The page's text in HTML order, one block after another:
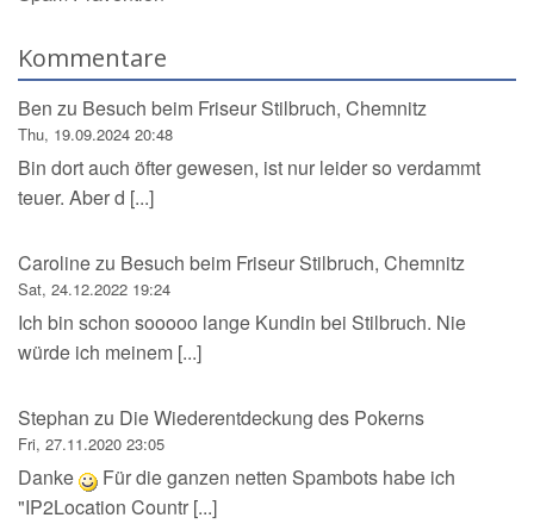
Kommentare
Ben zu Besuch beim Friseur Stilbruch, Chemnitz
Thu, 19.09.2024 20:48
Bin dort auch öfter gewesen, ist nur leider so verdammt
teuer. Aber d [...]
Carolinezu Besuch beim Friseur Stilbruch, Chemnitz
Sat, 24.12.2022 19:24
Ich bin schon sooooo lange Kundin bei Stilbruch. Nie
würde ich meinem [...]
Stephan zu Die Wiederentdeckung des Pokerns
Fri, 27.11.2020 23:05
Danke
Für die ganzen netten Spambots habe ich
"IP2Location Countr [...]